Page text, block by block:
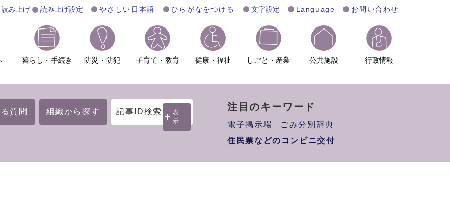
読み上げ 読み上げ設定 やさしい日本語 ひらがなをつける 文字設定 Language お問い合わせ
暮らし・手続き 防災・防犯 子育て・教育 健康・福祉 しごと・産業 公共施設 行政情報
質問 組織から探す 記事ID検索
表
示
注目のキーワード
電子掲示場
ごみ分別辞典
住民票などのコンビニ交付